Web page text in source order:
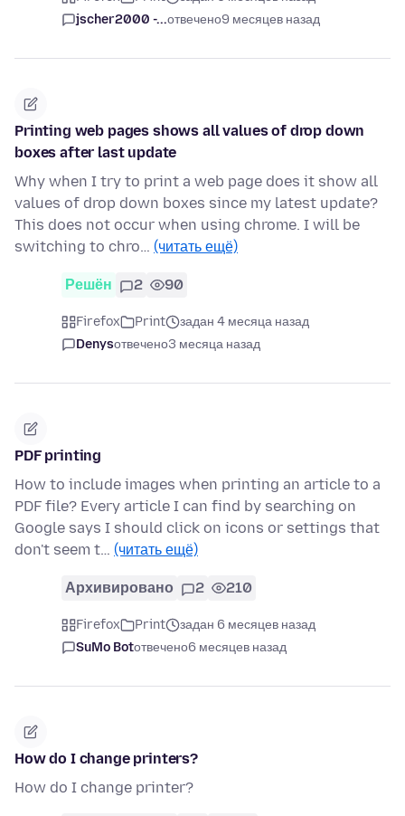
jscher2000 -...отвечено9 месяцев назад
Printing web pages shows all values of drop down
boxes after last update
Why when I try to print a web page does it show all
values of drop down boxes since my latest update?
This does not occur when using chrome. I will be
switching to chro… (читать ещё)
Решён 2 90
Firefox Print
задан 4 месяца назад
Denysотвечено3 месяца назад
PDF printing
How to include images when printing an article to a
PDF file? Every article I can find by searching on
Google says I should click on icons or settings that
don't seem t… (читать ещё)
Архивировано 2 210
Firefox Print
задан 6 месяцев назад
SuMo Botотвечено6 месяцев назад
How do I change printers?
How do I change printer?